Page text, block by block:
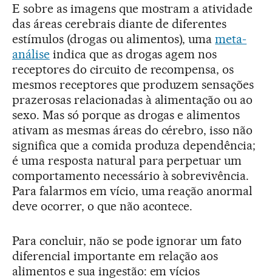
E sobre as imagens que mostram a atividade
das áreas cerebrais diante de diferentes
estímulos (drogas ou alimentos), umameta-
análiseindica que as drogas agem nos
receptores do circuito de recompensa, os
mesmos receptores que produzem sensações
prazerosas relacionadas à alimentação ou ao
sexo. Mas só porque as drogas e alimentos
ativam as mesmas áreas do cérebro, isso não
significa que a comida produza dependência;
é uma resposta natural para perpetuar um
comportamento necessário à sobrevivência.
Para falarmos em vício, uma reação anormal
deve ocorrer, o que não acontece.
Para concluir, não se pode ignorar um fato
diferencial importante em relação aos
alimentos e sua ingestão: em vícios